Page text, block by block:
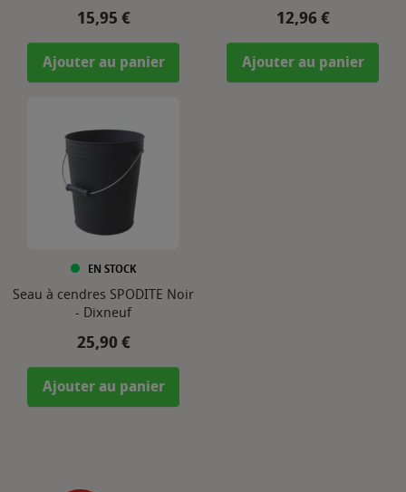
Prix
15,95 €
Ajouter au panier
Prix
12,96 €
Ajouter au panier
EN STOCK
Seau à cendres SPODITE Noir
- Dixneuf
Prix
25,90 €
Ajouter au panier